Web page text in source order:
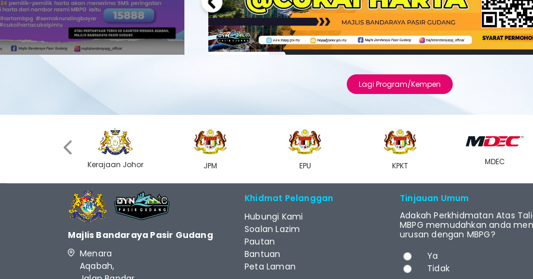
Previous
Lagi Program/Kempen
Kerajaan Johor JPM EPU KPKT MDEC
Majlis Bandaraya Pasir Gudang
Menara
Aqabah,
Khidmat Pelanggan
Hubungi Kami
Soalan Lazim
Pautan
Bantuan
Peta Laman
Tinjauan Umum
Adakah Perkhidmatan Atas
MBPG memudahkan anda
urusan dengan MBPG?
Pilihan
Ya
Tidak